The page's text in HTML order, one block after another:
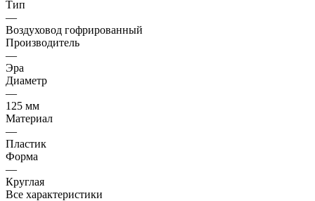
Тип
—
Воздуховод гофрированный
Производитель
—
Эра
Диаметр
—
125 мм
Материал
—
Пластик
Форма
—
Круглая
Все характеристики